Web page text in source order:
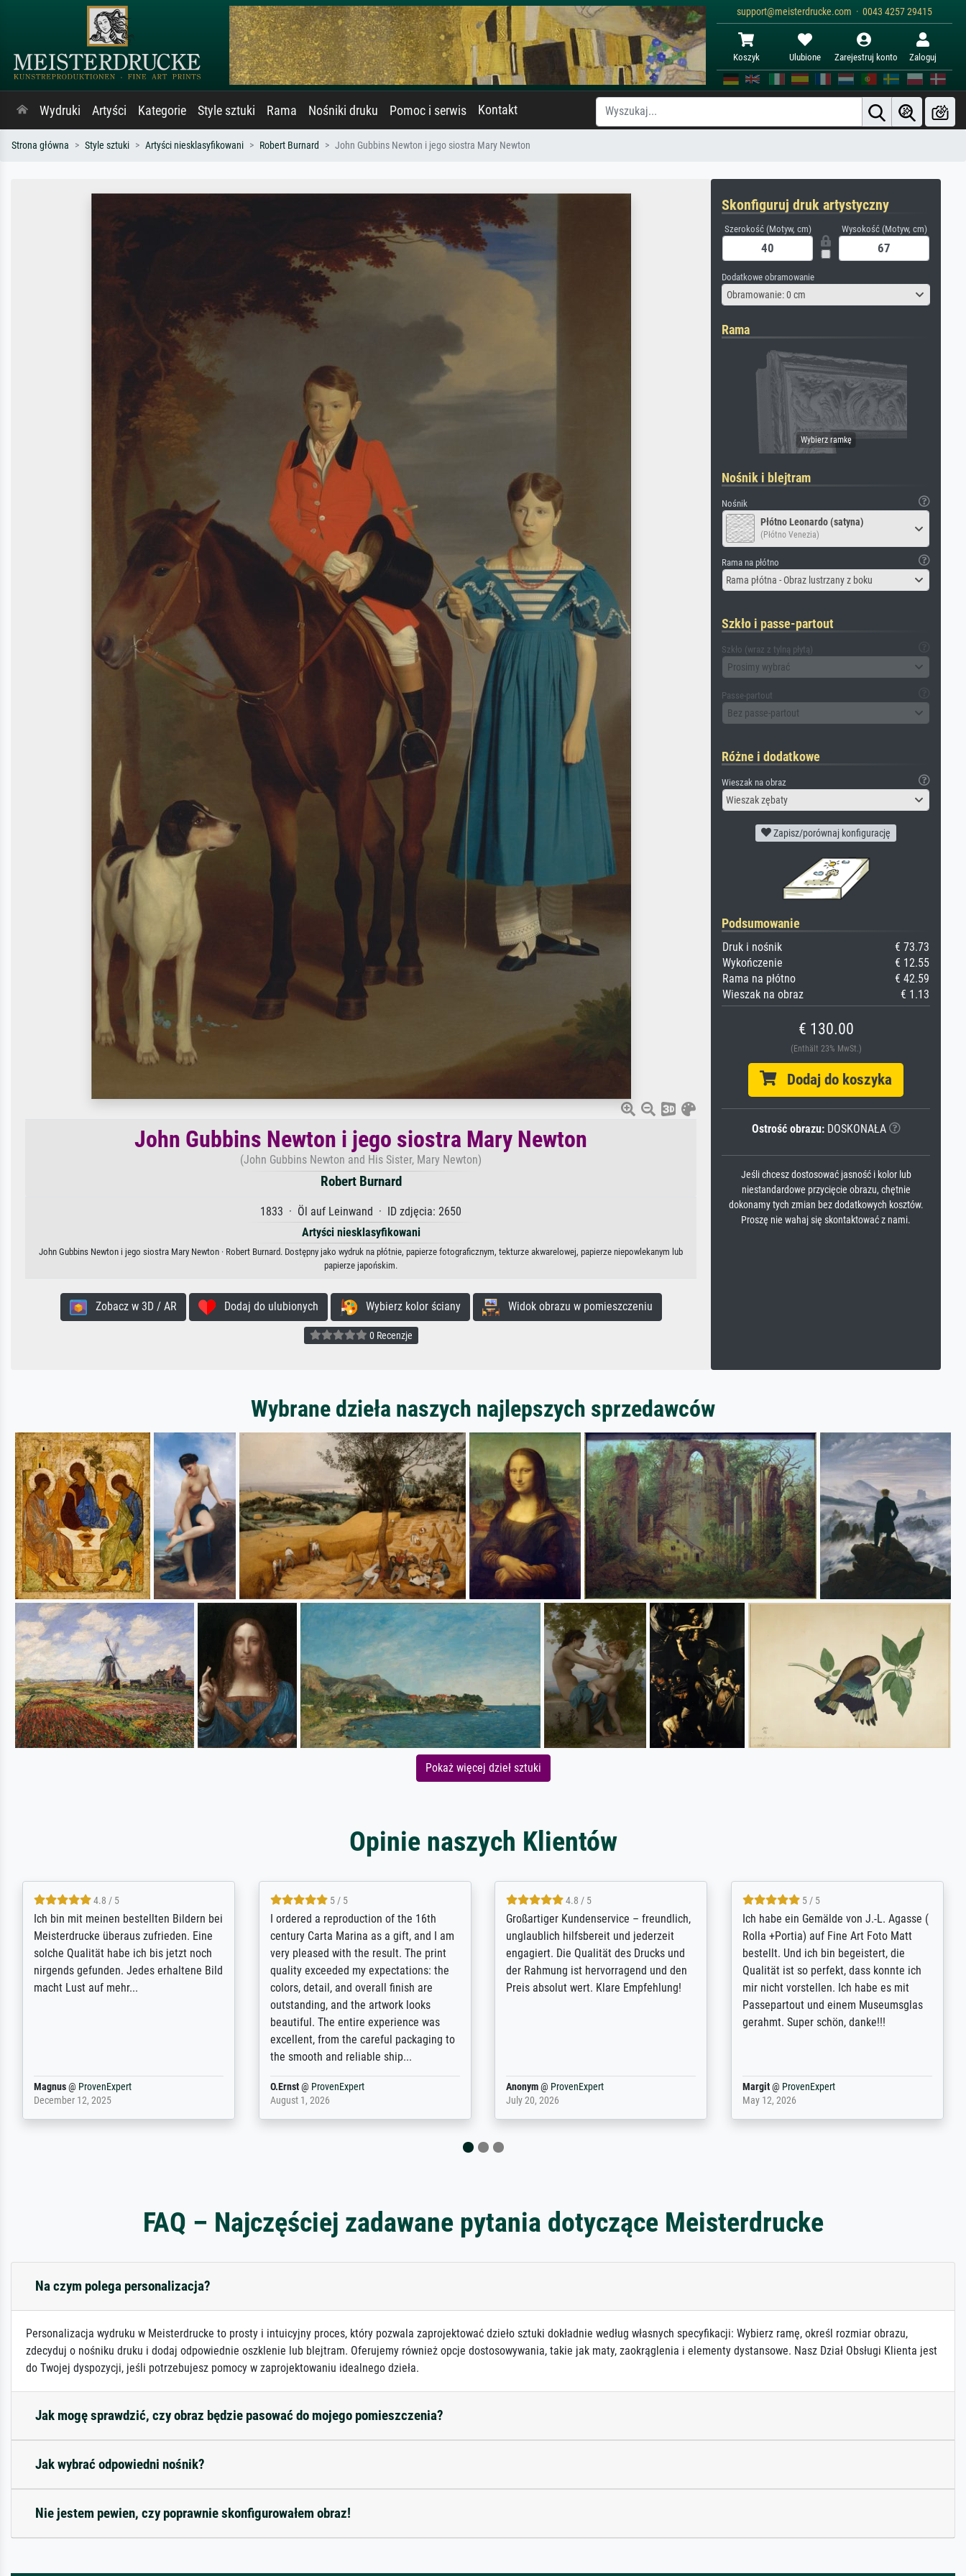
support@meisterdrucke.com · 0043 4257 29415
Koszyk Ulubione Zarejestruj konto Zaloguj
Wydruki Artyści Kategorie Style sztuki Rama Nośniki druku Pomoc i serwis Kontakt
Strona główna Style sztuki Artyści niesklasyfikowani Robert Burnard John Gubbins Newton i jego siostra Mary Newton
John Gubbins Newton i jego siostra Mary Newton
(John Gubbins Newton and His Sister, Mary Newton)
Robert Burnard
1833 · Öl auf Leinwand · ID zdjęcia: 2650
Artyści niesklasyfikowani
John Gubbins Newton i jego siostra Mary Newton · Robert Burnard. Dostępny jako wydruk na płótnie, papierze fotograficznym, tekturze akwarelowej, papierze niepowlekanym lub
papierze japońskim.
Zobacz w 3D / AR Dodaj do ulubionych Wybierz kolor ściany Widok obrazu w pomieszczeniu
0 Recenzje
Skonfiguruj druk artystyczny
Szerokość (Motyw, cm) Wysokość (Motyw, cm)
Dodatkowe obramowanie
Obramowanie: 0 cm
Rama
Nośnik i blejtram
Nośnik
Płótno Leonardo (satyna)
(Płótno Venezia)
Rama na płótno
Rama płótna - Obraz lustrzany z boku
Szkło i passe-partout
Szkło (wraz z tylną płytą)
Prosimy wybrać
Passe-partout
Bez passe-partout
Różne i dodatkowe
Wieszak na obraz
Wieszak zębaty
Zapisz/porównaj konfigurację
Podsumowanie
Druk i nośnik
€ 73.73
Wykończenie
€ 12.55
Rama na płótno
€ 42.59
Wieszak na obraz
€ 1.13
€ 130.00
(Enthält 23% MwSt.)
Dodaj do koszyka
Ostrość obrazu:DOSKONAŁA
Jeśli chcesz dostosować jasność i kolor lub
niestandardowe przycięcie obrazu, chętnie
dokonamy tych zmian bez dodatkowych kosztów.
Proszę nie wahaj się skontaktować z nami.
Wybrane dzieła naszych najlepszych sprzedawców
Pokaż więcej dzieł sztuki
Opinie naszych Klientów
5 / 5
Rundum positive Erfahrung. Die
Ausführung des Auftrags hat eine Weile
gedauert, die angekündigte Lieferzeit
wurde aber letztlich sogar etwas
unterschritten. Die Qualität des Papiers
Dr.@ProvenExpert
February 3, 2026
5 / 5
The team at Meisterdrucke strives to
meet its clients demands, and provides
expert advice on how to obtain the best
results for the prints requested by the
client. The company has a vast
repertoire of prints to choose from, and
will provide excellent service also with
regards to prints which are not in that
repertoire. Highly recommended!
Anonym@ProvenExpert
April 22, 2026
5 / 5
Outstanding quality and customer
support. - the quality of the printing is
excellent and difficult to distinguish
from the real thing; it will be my go-to
for high-quality art prints from now on -
Anonym@ ProvenExpert
January 12, 2026
4.8 / 5
Qualité absolument irréprochable.
Extraordinaire diversité des thèmes
abordés et personnalisation des
demandes (recadrage, réajustement des
couleurs). Relation clientèle parfaite.
Transport, réception sans aucun
problème. Merci à toute l'équipe ! Hervé
Anonym@ProvenExpert
March 31, 2025
FAQ – Najczęściej zadawane pytania dotyczące Meisterdrucke
Na czym polega personalizacja?
Personalizacja wydruku w Meisterdrucke to prosty i intuicyjny proces, który pozwala zaprojektować dzieło sztuki dokładnie według własnych specyfikacji: Wybierz ramę, określ rozmiar obrazu,
zdecyduj o nośniku druku i dodaj odpowiednie oszklenie lub blejtram. Oferujemy również opcje dostosowywania, takie jak maty, zaokrąglenia i elementy dystansowe. Nasz Dział Obsługi Klienta jest
do Twojej dyspozycji, jeśli potrzebujesz pomocy w zaprojektowaniu idealnego dzieła.
Jak mogę sprawdzić, czy obraz będzie pasować do mojego pomieszczenia?
Jak wybrać odpowiedni nośnik?
Nie jestem pewien, czy poprawnie skonfigurowałem obraz!